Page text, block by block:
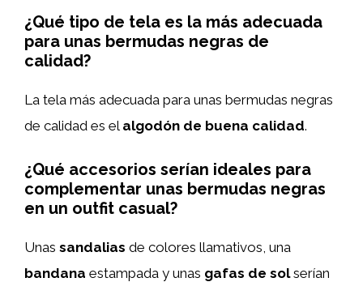
¿Qué tipo de tela es la más adecuada
para unas bermudas negras de
calidad?
La tela más adecuada para unas bermudas negras
de calidad es el algodón de buena calidad.
¿Qué accesorios serían ideales para
complementar unas bermudas negras
en un outfit casual?
Unas sandalias de colores llamativos, una
bandana estampada y unas gafas de solserían